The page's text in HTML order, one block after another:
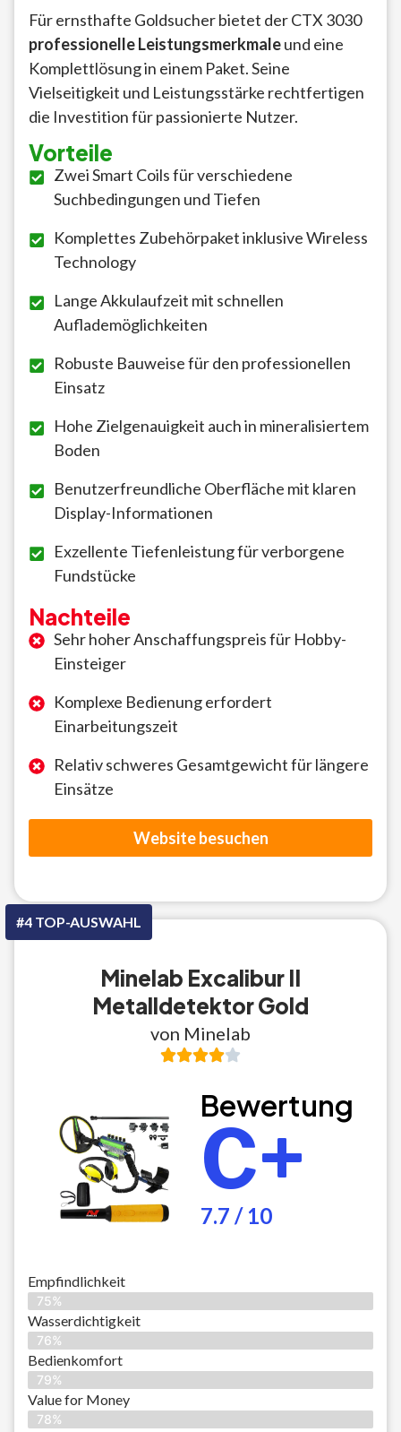
Für ernsthafte Goldsucher bietet der CTX 3030
professionelle Leistungsmerkmaleund eine
Komplettlösung in einem Paket. Seine
Vielseitigkeit und Leistungsstärke rechtfertigen
die Investition für passionierte Nutzer.
Vorteile
Zwei Smart Coils für verschiedene
Suchbedingungen und Tiefen
Komplettes Zubehörpaket inklusive Wireless
Technology
Lange Akkulaufzeit mit schnellen
Auflademöglichkeiten
Robuste Bauweise für den professionellen
Einsatz
Hohe Zielgenauigkeit auch in mineralisiertem
Boden
Benutzerfreundliche Oberfläche mit klaren
Display-Informationen
Exzellente Tiefenleistung für verborgene
Fundstücke
Nachteile
Sehr hoher Anschaffungspreis für Hobby-
Einsteiger
Komplexe Bedienung erfordert
Einarbeitungszeit
Relativ schweres Gesamtgewicht für längere
Einsätze
Website besuchen
#4 TOP-AUSWAHL
Minelab Excalibur II
Metalldetektor Gold
von Minelab
Bewertung
C+
7.7 / 10
Empfindlichkeit
75%
Wasserdichtigkeit
76%
Bedienkomfort
79%
Value for Money
78%